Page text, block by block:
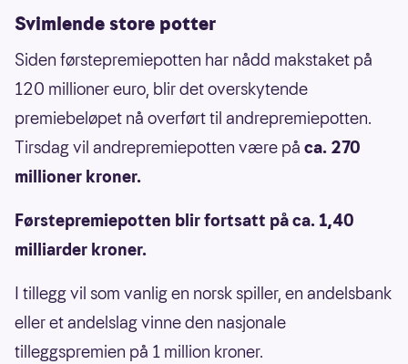
Svimlende store potter
Siden førstepremiepotten har nådd makstaket på
120 millioner euro, blir det overskytende
premiebeløpet nå overført til andrepremiepotten.
Tirsdag vil andrepremiepotten være på ca. 270
millioner kroner.
Førstepremiepotten blir fortsatt på ca. 1,40
milliarder kroner.
I tillegg vil som vanlig en norsk spiller, en andelsbank
eller et andelslag vinne den nasjonale
tilleggspremien på 1 million kroner.